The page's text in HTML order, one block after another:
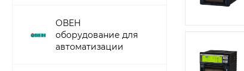
ОВЕН
оборудование для
автоматизации